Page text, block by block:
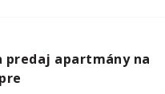
predaj apartmány na